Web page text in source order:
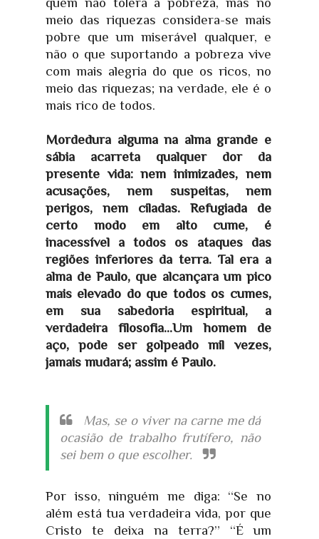
meio das riquezas considera-se mais
pobre que um miserável qualquer, e
não o que suportando a pobreza vive
com mais alegria do que os ricos, no
meio das riquezas; na verdade, ele é o
mais rico de todos.
Mordedura alguma na alma grande e
sábia acarreta qualquer dor da
presente vida: nem inimizades, nem
acusações, nem suspeitas, nem
perigos, nem ciladas. Refugiada de
certo modo em alto cume, é
inacessível a todos os ataques das
regiões inferiores da terra. Tal era a
alma de Paulo, que alcançara um pico
mais elevado do que todos os cumes,
em sua sabedoria espiritual, a
verdadeira filosofia...Um homem de
aço, pode ser golpeado mil vezes,
jamais mudará; assim é Paulo.
Mas, se o viver na carne me dá
ocasião de trabalho frutífero, não
sei bem o que escolher.
Por isso, ninguém me diga: “Se no
além está tua verdadeira vida, por que
Cristo te deixa na terra?” “É um